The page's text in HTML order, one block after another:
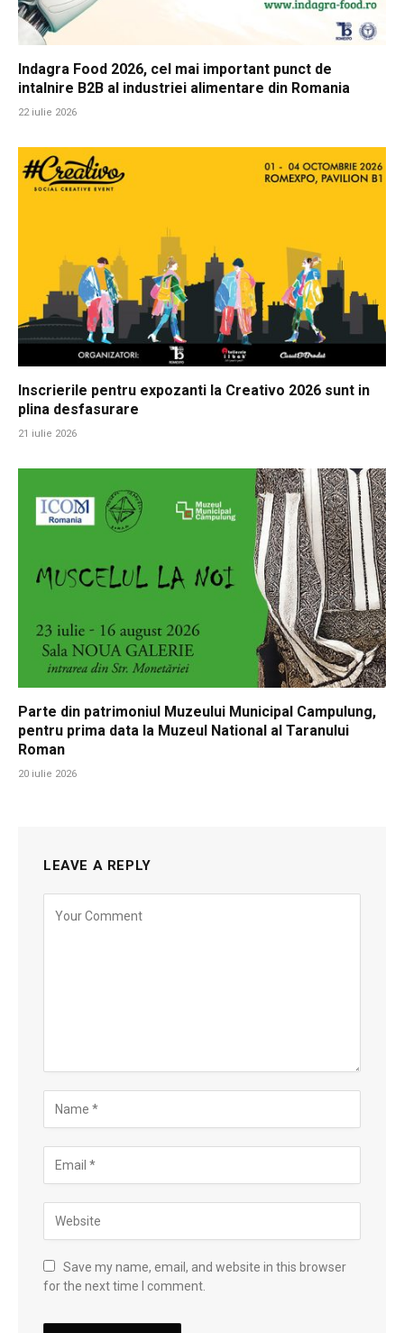
Indagra Food 2026, cel mai important punct de
intalnire B2B al industriei alimentare din Romania
22 iulie 2026
Inscrierile pentru expozanti la Creativo 2026 sunt in
plina desfasurare
21 iulie 2026
Parte din patrimoniul Muzeului Municipal Campulung,
pentru prima data la Muzeul National al Taranului
Roman
20 iulie 2026
LEAVE A REPLY
Save my name, email, and website in this browser
for the next time I comment.